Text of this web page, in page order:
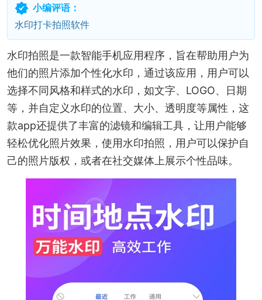
小编评语：
水印打卡拍照软件
水印拍照是一款智能手机应用程序，旨在帮助用户为
他们的照片添加个性化水印，通过该应用，用户可以
选择不同风格和样式的水印，如文字、LOGO、日期
等，并自定义水印的位置、大小、透明度等属性，这
款app还提供了丰富的滤镜和编辑工具，让用户能够
轻松优化照片效果，使用水印拍照，用户可以保护自
己的照片版权，或者在社交媒体上展示个性品味。